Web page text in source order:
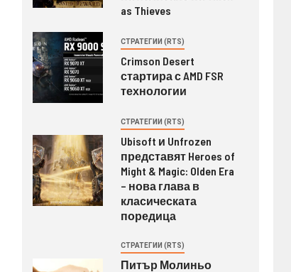
as Thieves
СТРАТЕГИИ (RTS)
Crimson Desert
стартира с AMD FSR
технологии
СТРАТЕГИИ (RTS)
Ubisoft и Unfrozen
представят Heroes of
Might & Magic: Olden Era
– нова глава в
класическата
поредица
СТРАТЕГИИ (RTS)
Питър Молиньо